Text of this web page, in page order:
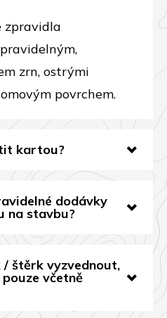
zpravidla
zrn, ostrými
povrchem.
kartou?
dodávky
na stavbu?
/ štěrk vyzvednout,
včetně